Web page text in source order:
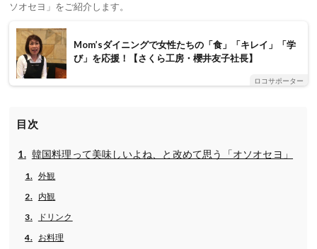
ソオセヨ」をご紹介します。
Mom’sダイニングで女性たちの「食」「キレイ」「学
び」を応援！【さくら工房・櫻井友子社長】
ロコサポーター
目次
韓国料理って美味しいよね、と改めて思う「オソオセヨ」
外観
内観
ドリンク
お料理